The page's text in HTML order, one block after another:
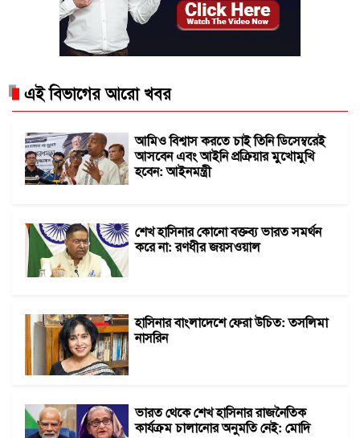
এই বিভাগের আরো খবর
আমিও বিশ্বাস করতে চাই তিনি ডিসেম্বরেই
আসবেন এবং আইনি প্রক্রিয়ার মুখোমুখি
হবেন: আইনমন্ত্রী
শেখ হাসিনার কোনো বক্তব্য ভারত সমর্থন
করে না: রণধীর জয়সওয়াল
হাসিনার বাংলাদেশে ফেরা উচিত: তসলিমা
নাসরিন
ভারত থেকে শেখ হাসিনার রাজনৈতিক
কার্যক্রম চালানোর অনুমতি নেই: মোদি